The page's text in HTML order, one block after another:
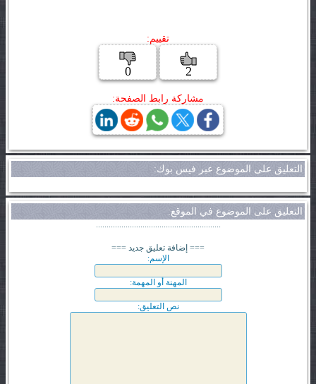
تقييم:
2
0
مشاركة رابط الصفحة:
التعليق على الموضوع عبر فيس بوك:
التعليق على الموضوع في الموقع:
=== إضافة تعليق جديد ===
الإسم:
المهنة أو المهمة:
نص التعليق: